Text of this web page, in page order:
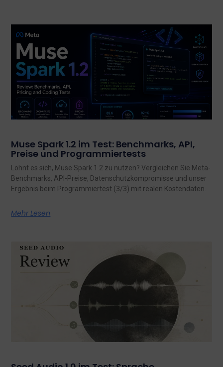
Muse Spark 1.2 im Test: Benchmarks, API,
Preise und Programmiertests
Lohnt es sich, Muse Spark 1.2 zu nutzen? Vergleichen Sie Meta-
Benchmarks, API-Preise, Datenschutzkompromisse und unser
Ergebnis beim Programmiertest (3/3) mit realen Kostendaten.
Mehr Lesen